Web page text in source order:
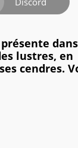
lustres, en
cendres.